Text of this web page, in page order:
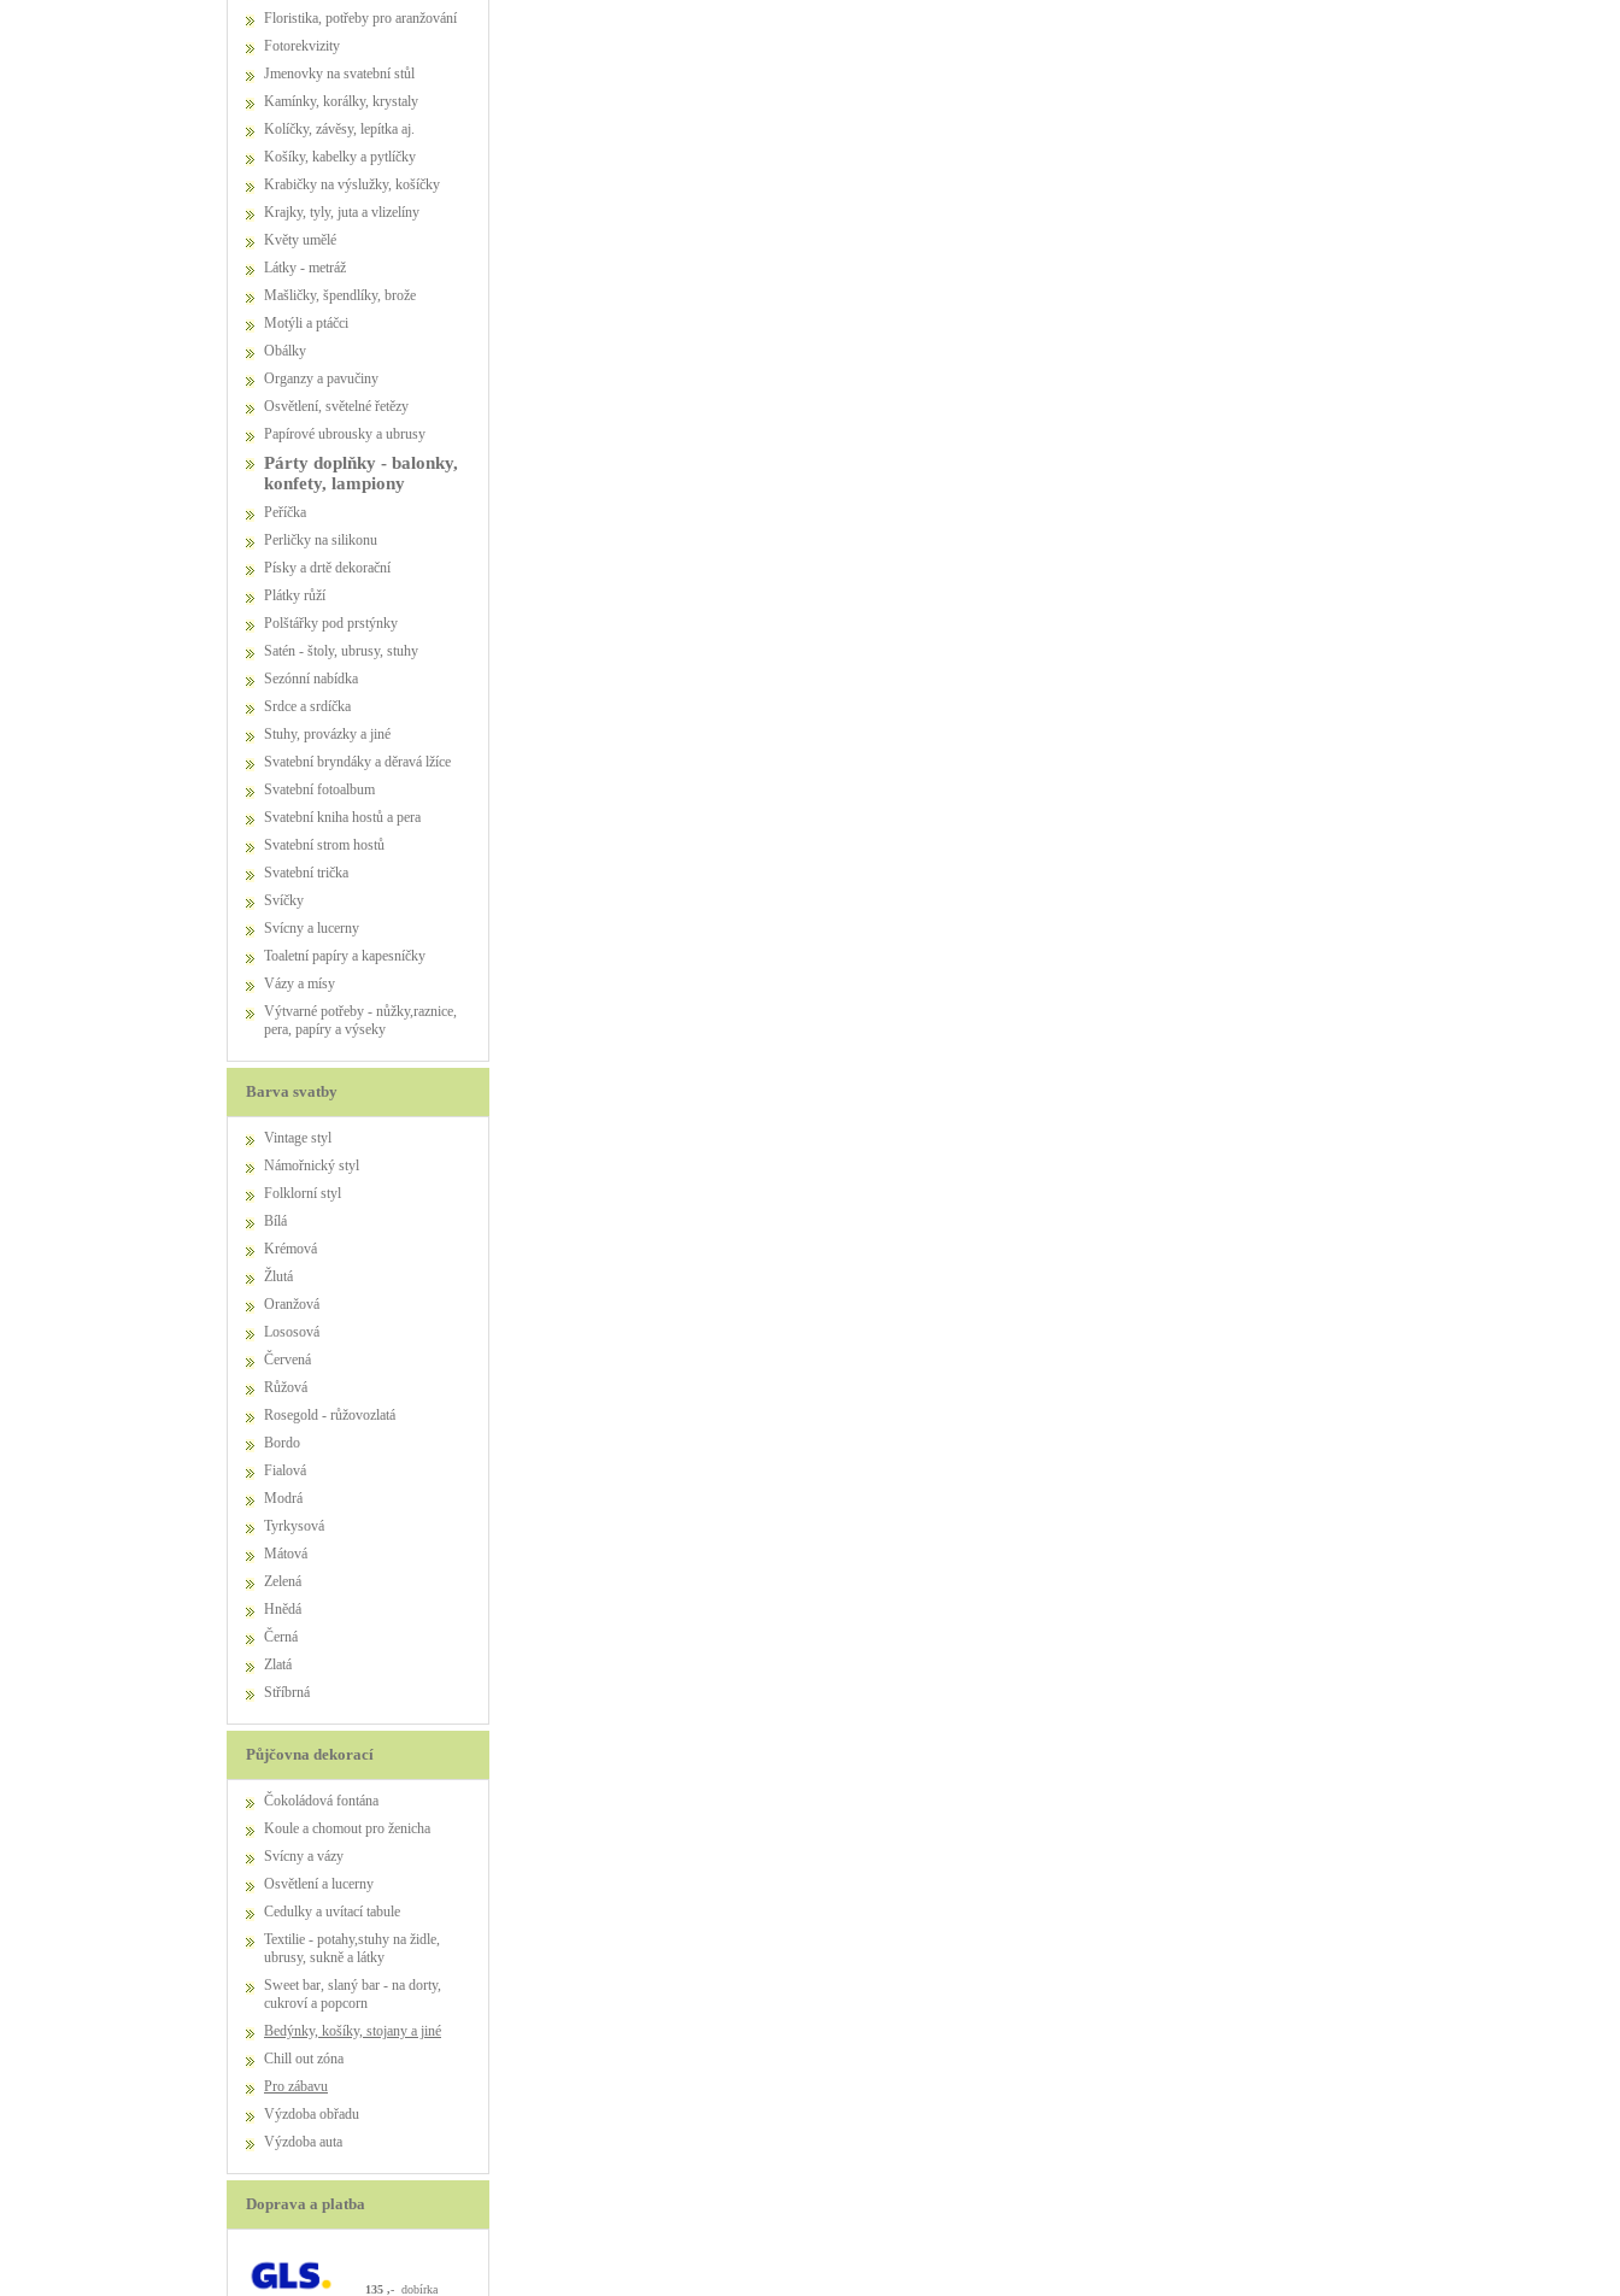
Floristika, potřeby pro aranžování
Fotorekvizity
Jmenovky na svatební stůl
Kamínky, korálky, krystaly
Kolíčky, závěsy, lepítka aj.
Košíky, kabelky a pytlíčky
Krabičky na výslužky, košíčky
Krajky, tyly, juta a vlizelíny
Květy umělé
Látky - metráž
Mašličky, špendlíky, brože
Motýli a ptáčci
Obálky
Organzy a pavučiny
Osvětlení, světelné řetězy
Papírové ubrousky a ubrusy
Párty doplňky - balonky,
konfety, lampiony
Peříčka
Perličky na silikonu
Písky a drtě dekorační
Plátky růží
Polštářky pod prstýnky
Satén - štoly, ubrusy, stuhy
Sezónní nabídka
Srdce a srdíčka
Stuhy, provázky a jiné
Svatební bryndáky a děravá lžíce
Svatební fotoalbum
Svatební kniha hostů a pera
Svatební strom hostů
Svatební trička
Svíčky
Svícny a lucerny
Toaletní papíry a kapesníčky
Vázy a mísy
Výtvarné potřeby - nůžky,raznice,
pera, papíry a výseky
Barva svatby
Vintage styl
Námořnický styl
Folklorní styl
Bílá
Krémová
Žlutá
Oranžová
Lososová
Červená
Růžová
Rosegold - růžovozlatá
Bordo
Fialová
Modrá
Tyrkysová
Mátová
Zelená
Hnědá
Černá
Zlatá
Stříbrná
Půjčovna dekorací
Čokoládová fontána
Koule a chomout pro ženicha
Svícny a vázy
Osvětlení a lucerny
Cedulky a uvítací tabule
Textilie - potahy,stuhy na židle,
ubrusy, sukně a látky
Sweet bar, slaný bar - na dorty,
cukroví a popcorn
Bedýnky, košíky, stojany a jiné
Chill out zóna
Pro zábavu
výzdoba obřadu
výzdoba auta
Doprava a platba
135 ,- dobírka